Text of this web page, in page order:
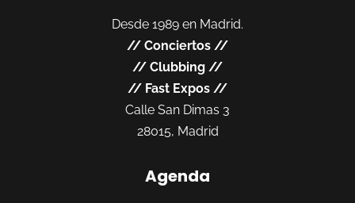
Desde 1989 en Madrid.
// Conciertos //
// Clubbing //
// Fast Expos //
Calle San Dimas 3
28015, Madrid
Agenda